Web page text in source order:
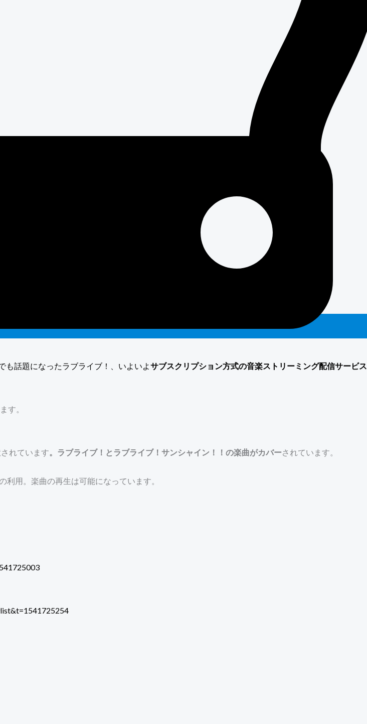
も話題になったラブライブ！、いよいよサブスクリプション方式の音楽ストリーミング配信サービス
す。
れています。ラブライブ！とラブライブ！サンシャイン！！の楽曲がカバーされています。
用。楽曲の再生は可能になっています。